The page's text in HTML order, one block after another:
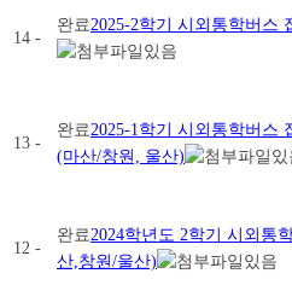
14 -
완료 2025-2학기 시외통학버스
13 -
완료 2025-1학기 시외통학버스
(마산/창원, 울산)
12 -
완료 2024학년도 2학기 시외통
산,창원/울산)